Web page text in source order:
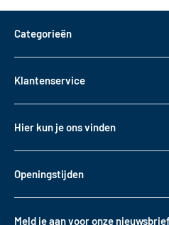
Categorieën
Dakdragers
Fietsendragers
Reistassen
Daktransport voor bedrijfswagens
Klantenservice
Over ons
Bezorgen & Afhalen
Retourneren
Garantie
Hier kun je ons vinden
Tasveld 14
3417XS Montfoort
Openingstijden
Maandag t/m. vrijdag
10:00 - 17:00
Meld je aan voor onze nieuwsbrief